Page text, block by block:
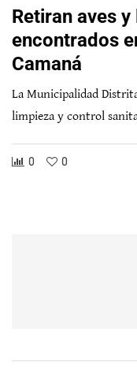
Retiran aves
encontrados
Camaná
La Municipalidad
limpieza y control
0 0